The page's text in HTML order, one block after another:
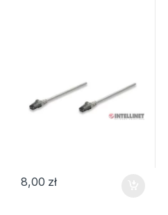
8,00 zł